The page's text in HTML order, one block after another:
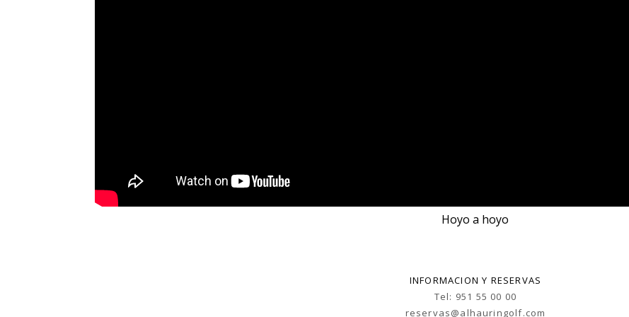
Hoyo a hoyo
INFORMACION Y RESERVAS
Tel: 951 55 00 00
reservas@alhauringolf.com